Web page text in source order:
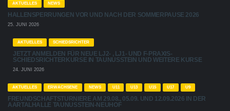
AKTUELLES NEWS
HALLENSPERRUNGEN VOR UND NACH DER SOMMERPAUSE 2026
25. JUNI 2026
AKTUELLES SCHIEDSRICHTER
JETZT ANMELDEN FÜR NEUE LJ2- , LJ1- UND F-PRAXIS-
SCHIEDSRICHTERKURSE IN TAUNUSSTEIN UND WEITERE KURSE
24. JUNI 2026
AKTUELLES ERWACHSENE NEWS U11 U13 U15 U17 U9
FREUNDSCHAFTSTURNIERE AM 29.08., 05.09. UND 12.09.2026 IN DER
AARTALHALLE TAUNUSSTEIN-NEUHOF